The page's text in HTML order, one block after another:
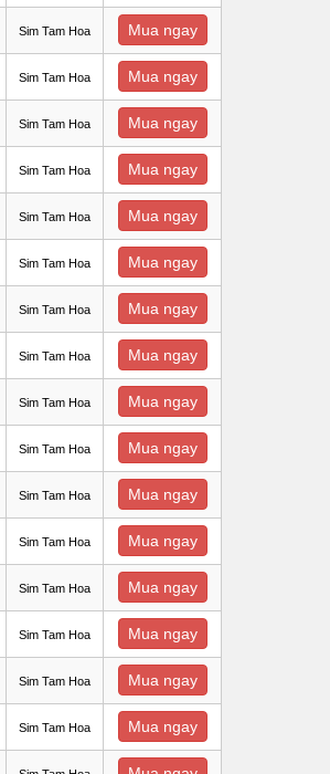
Sim Tam Hoa Mua ngay
Sim Tam Hoa Mua ngay
Sim Tam Hoa Mua ngay
Sim Tam Hoa Mua ngay
Sim Tam Hoa Mua ngay
Sim Tam Hoa Mua ngay
Sim Tam Hoa Mua ngay
Sim Tam Hoa Mua ngay
Sim Tam Hoa Mua ngay
Sim Tam Hoa Mua ngay
Sim Tam Hoa Mua ngay
Sim Tam Hoa Mua ngay
Sim Tam Hoa Mua ngay
Sim Tam Hoa Mua ngay
Sim Tam Hoa Mua ngay
Sim Tam Hoa Mua ngay